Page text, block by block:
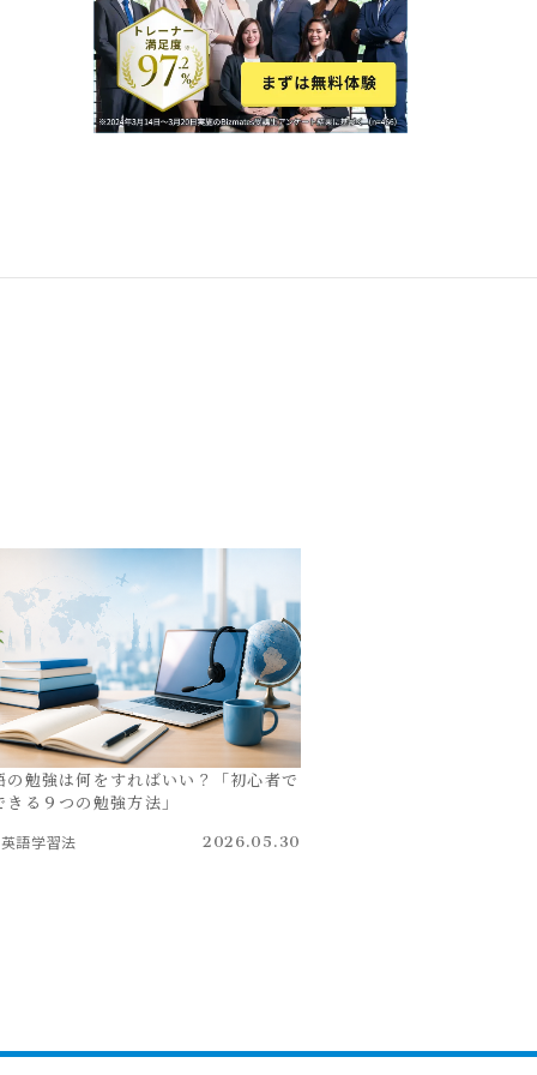
の勉強は何をすればいい？「初心者で
きる９つの勉強方法」
英語学習法 2026.05.30